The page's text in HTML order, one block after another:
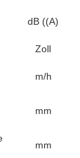
dB ((A)
Zoll
m/h
mm
mm